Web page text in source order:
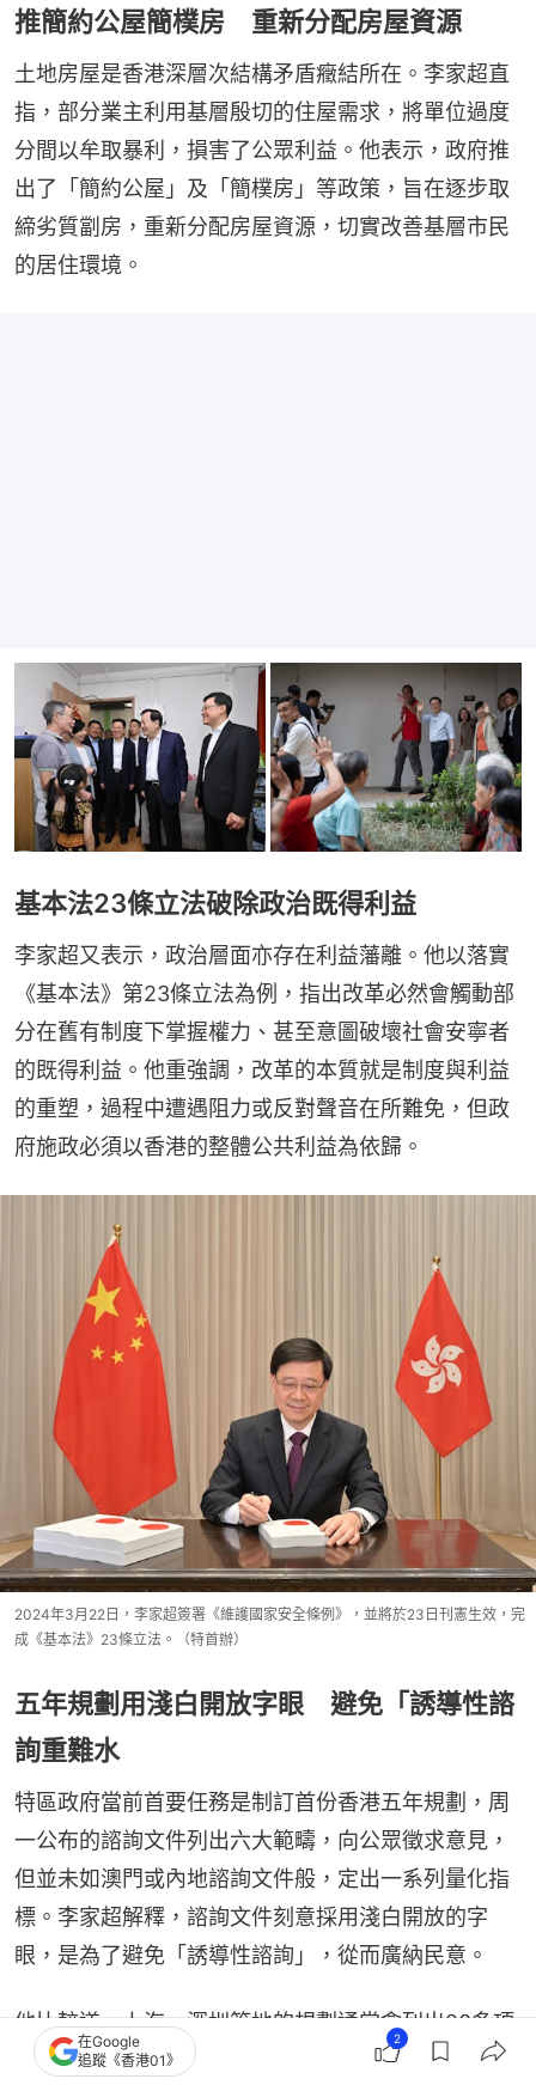
推簡約公屋簡樸房 重新分配房屋資源
土地房屋是香港深層次結構矛盾癥結所在。李家超直
指，部分業主利用基層殷切的住屋需求，將單位過度
分間以牟取暴利，損害了公眾利益。他表示，政府推
出了「簡約公屋」及「簡樸房」等政策，旨在逐步取
締劣質劏房，重新分配房屋資源，切實改善基層市民
的居住環境。
基本法23條立法破除政治既得利益
李家超又表示，政治層面亦存在利益藩離。他以落實
《基本法》第23條立法為例，指出改革必然會觸動部
分在舊有制度下掌握權力、甚至意圖破壞社會安寧者
的既得利益。他重強調，改革的本質就是制度與利益
的重塑，過程中遭遇阻力或反對聲音在所難免，但政
府施政必須以香港的整體公共利益為依歸。
2024年3月22日，李家超簽署《維護國家安全條例》，並將於23日刊憲生效，完
成《基本法》23條立法。（特首辦）
五年規劃用淺白開放字眼 避免「誘導性諮
詢重難水
特區政府當前首要任務是制訂首份香港五年規劃，周
一公布的諮詢文件列出六大範疇，向公眾徵求意見，
但並未如澳門或內地諮詢文件般，定出一系列量化指
標。李家超解釋，諮詢文件刻意採用淺白開放的字
眼，是為了避免「誘導性諮詢」，從而廣納民意。
他比較道，上海、深圳等地的規劃通常會列出20多項
指標，但真正具體的指標會體現在每年工作報告中。
在Google
追蹤《香港01》
2